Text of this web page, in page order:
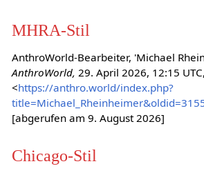
MHRA-Stil
AnthroWorld-Bearbeiter, 'Michael
AnthroWorld, 29. April 2026, 12:15 UTC,
<https://anthro.world/index.php?
[abgerufen am 9. August 2026]
Chicago-Stil